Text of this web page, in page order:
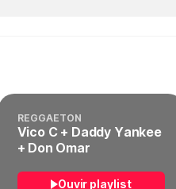
REGGAETON
Vico C + Daddy Yankee
+ Don Omar
Ouvir playlist